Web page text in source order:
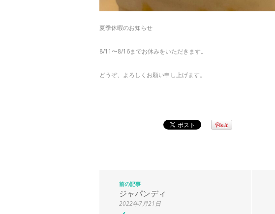
夏季休暇のお知らせ
8/11〜8/16までお休みをいただきます。
どうぞ、よろしくお願い申し上げます。
前の記事
ジャパンディ
2022年7月21日